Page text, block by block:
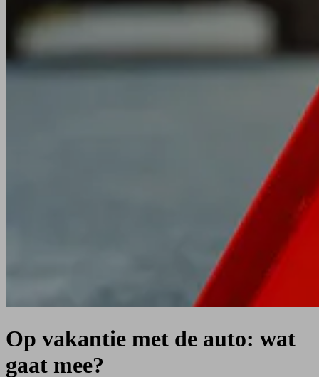
Op vakantie met de auto: wat
gaat mee?